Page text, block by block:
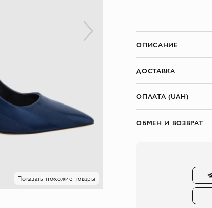
Показать похожие товары
ОПИСАНИЕ
ДОСТАВКА
ОПЛАТА (UAH)
ОБМЕН И ВОЗВРАТ